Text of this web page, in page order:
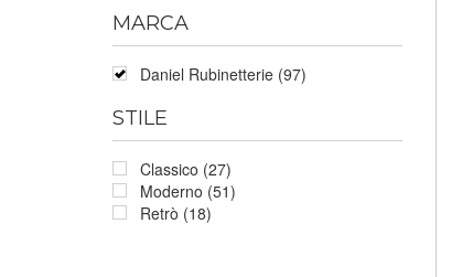
MARCA
Daniel Rubinetterie (97)
STILE
Classico (27)
Moderno (51)
Retrò (18)